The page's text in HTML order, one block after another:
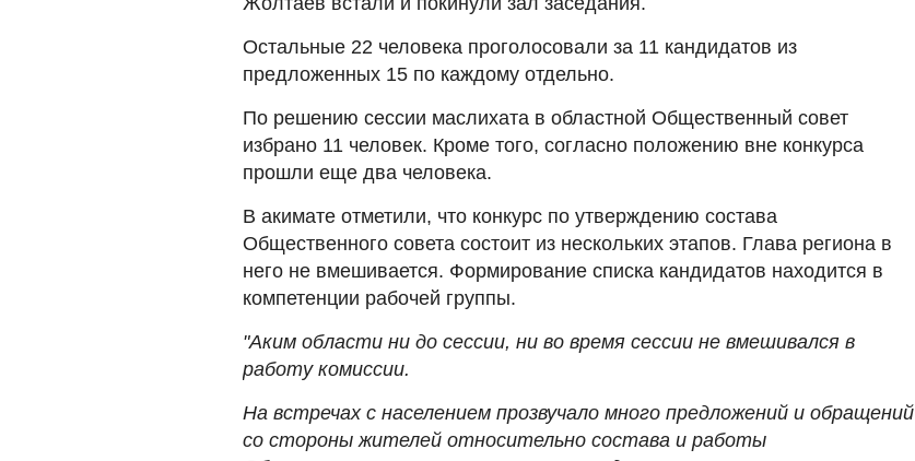
Остальные 22 человека проголосовали за 11 кандидатов из
предложенных 15 по каждому отдельно.
По решению сессии маслихата в областной Общественный совет
избрано 11 человек. Кроме того, согласно положению вне конкурса
прошли еще два человека.
В акимате отметили, что конкурс по утверждению состава
Общественного совета состоит из нескольких этапов. Глава региона в
него не вмешивается. Формирование списка кандидатов находится в
компетенции рабочей группы.
"Аким области ни до сессии, ни во время сессии не вмешивался в
работу комиссии.
На встречах с населением прозвучало много предложений и обращений
со стороны жителей относительно состава и работы